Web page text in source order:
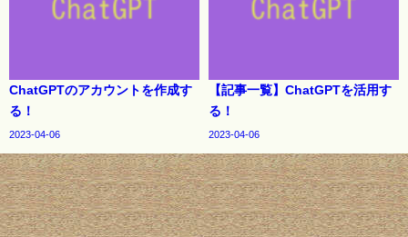
ChatGPTのアカウントを作成す
る！
2023-04-06
【記事一覧】ChatGPTを活用す
る！
2023-04-06